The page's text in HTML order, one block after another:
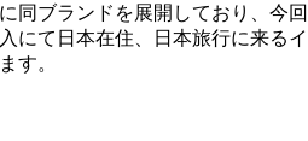
同ブランドを展開しており、今回
にて日本在住、日本旅行に来るイ
す。